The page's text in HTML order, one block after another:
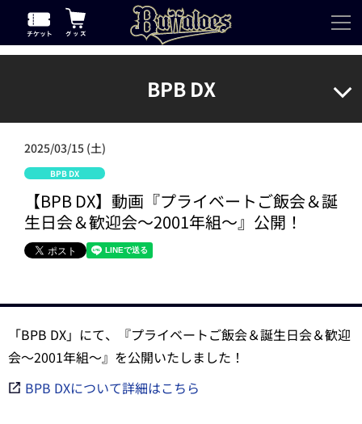
BPB DX
2025/03/15 (土)
BPB DX
【BPB DX】動画『プライベートご飯会＆誕
生日会＆歓迎会～2001年組～』公開！
「BPB DX」にて、『プライベートご飯会＆誕生日会＆歓迎
会～2001年組～』を公開いたしました！
BPB DXについて詳細はこちら